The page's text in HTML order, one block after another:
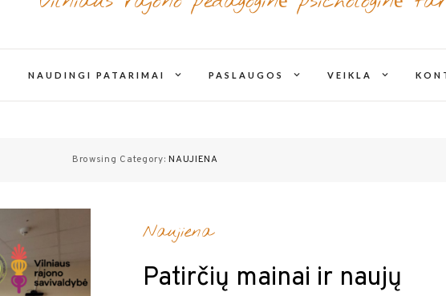
NAUDINGI PATARIMAI
childPASLAUGOS
childVEIKLA
child
Browsing Category:NAUJIENA
Naujiena
Patirčių mainai ir naujų